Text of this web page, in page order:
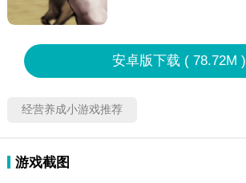
安卓版下载 ( 78.72M )
经营养成小游戏推荐
游戏截图